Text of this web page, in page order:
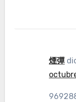
煙彈